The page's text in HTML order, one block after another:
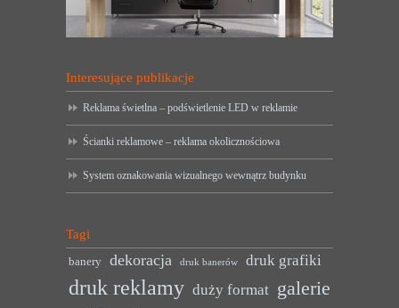
Interesujące publikacje
Reklama świetlna – podświetlenie LED w reklamie
Ścianki reklamowe – reklama okolicznościowa
System oznakowania wizualnego wewnątrz budynku
Tagi
banery dekoracja druk banerów druk grafiki
druk reklamy duży format galerie